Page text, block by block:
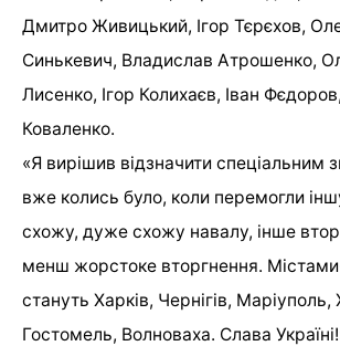
Дмитро Живицький, Ігор Тєрєхов,
Синькевич, Владислав Атрошенко,
Лисенко, Ігор Колихаєв, Іван
Коваленко.
«Я вирішив відзначити спеціальним
вже колись було, коли перемогли
схожу, дуже схожу навалу, інше
менш жорстоке вторгнення.
стануть Харків, Чернігів, Маріуполь,
Гостомель, Волноваха. Слава